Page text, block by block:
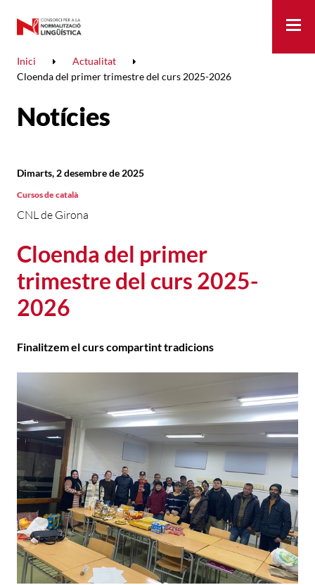
Inici
Actualitat
Cloenda del primer trimestre del curs 2025-2026
Notícies
Cloenda del primer
trimestre del curs 2025-
2026
CNL de Girona
Dimarts, 2 desembre de 2025
Cursos de català
Finalitzem el curs compartint tradicions